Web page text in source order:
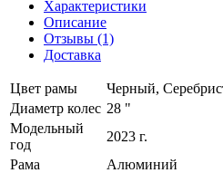
Характеристики
Описание
Отзывы (1)
Доставка
Цвет рамы
Черный,
Диаметр колес 28 "
Модельный
год
2023 г.
Рама
Алюминий